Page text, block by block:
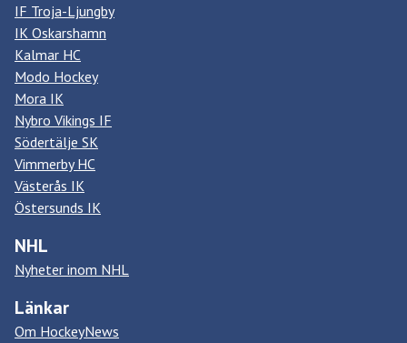
IF Troja-Ljungby
IK Oskarshamn
Kalmar HC
Modo Hockey
Mora IK
Nybro Vikings IF
Södertälje SK
Vimmerby HC
Västerås IK
Östersunds IK
NHL
Nyheter inom NHL
Länkar
Om HockeyNews